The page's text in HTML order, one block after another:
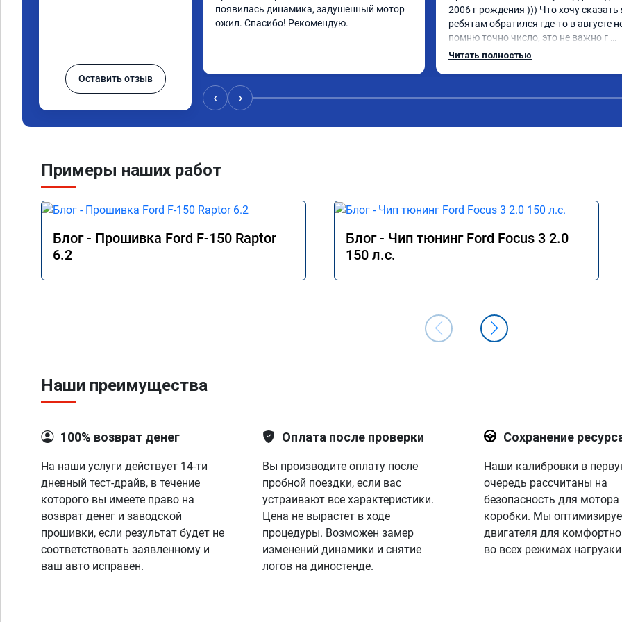
Оставить отзыв
появилась динамика, задушенный мотор
ожил. Спасибо! Рекомендую.
2006 г рождения ))) Что хочу сказать
ребятам обратился где-то в августе
помню точно число, это не важно г
Мытищи если кому то важно
Читать полностью
‹ ›
Примеры наших работ
Блог - Прошивка Ford F-150 Raptor
6.2
Блог - Чип тюнинг Ford Focus 3 2.0
150 л.с.
Наши преимущества
100% возврат денег
На наши услуги действует 14-ти
дневный тест-драйв, в течение
которого вы имеете право на
возврат денег и заводской
прошивки, если результат будет не
соответствовать заявленному и
ваш авто исправен.
Оплата после проверки
Вы производите оплату после
пробной поездки, если вас
устраивают все характеристики.
Цена не вырастет в ходе
процедуры. Возможен замер
изменений динамики и снятие
логов на диностенде.
Сохранение
Наши калибровки в
очередь рассчитаны на
безопасность для мотора
коробки. Мы
двигателя для
во всех режимах